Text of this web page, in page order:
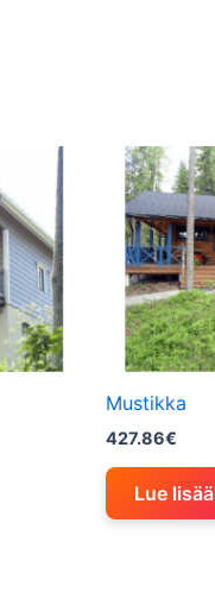
Mustikka
427.86€
Lue